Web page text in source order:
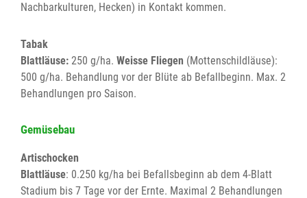
Nachbarkulturen, Hecken) in Kontakt kommen.
Tabak
Blattläuse: 250 g/ha. Weisse Fliegen (Mottenschildläuse):
500 g/ha. Behandlung vor der Blüte ab Befallbeginn. Max. 2
Behandlungen pro Saison.
Gemüsebau
Artischocken
Blattläuse: 0.250 kg/ha bei Befallsbeginn ab dem 4-Blatt
Stadium bis 7 Tage vor der Ernte. Maximal 2 Behandlungen